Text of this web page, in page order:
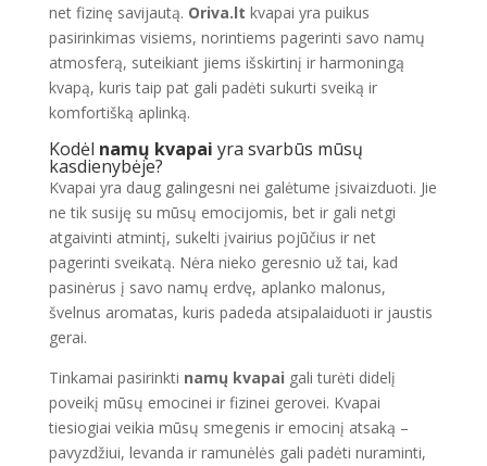
net fizinę savijautą. Oriva.lt kvapai yra puikus
pasirinkimas visiems, norintiems pagerinti savo namų
atmosferą, suteikiant jiems išskirtinį ir harmoningą
kvapą, kuris taip pat gali padėti sukurti sveiką ir
komfortišką aplinką.
Kodėl namų kvapai yra svarbūs mūsų
kasdienybėje?
Kvapai yra daug galingesni nei galėtume įsivaizduoti. Jie
ne tik susiję su mūsų emocijomis, bet ir gali netgi
atgaivinti atmintį, sukelti įvairius pojūčius ir net
pagerinti sveikatą. Nėra nieko geresnio už tai, kad
pasinėrus į savo namų erdvę, aplanko malonus,
švelnus aromatas, kuris padeda atsipalaiduoti ir jaustis
gerai.
Tinkamai pasirinkti namų kvapai gali turėti didelį
poveikį mūsų emocinei ir fizinei gerovei. Kvapai
tiesiogiai veikia mūsų smegenis ir emocinį atsaką –
pavyzdžiui, levanda ir ramunėlės gali padėti nuraminti,